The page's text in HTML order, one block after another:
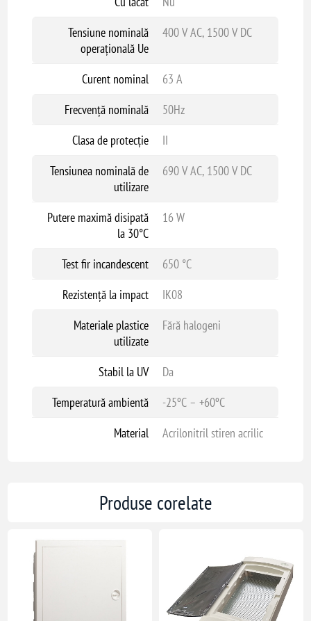
Tensiune nominală
operațională Ue
400 V AC, 1500 V DC
Curent nominal
63 A
Frecvență nominală
50Hz
Clasa de protecție
II
Tensiunea nominală de
utilizare
690 V AC, 1500 V DC
Putere maximă disipată
la 30°C
16 W
Test fir incandescent
650 °C
Rezistență la impact
IK08
Materiale plastice
utilizate
Fără halogeni
Stabil la UV
Da
Temperatură ambientă
-25ºC – +60ºC
Material
Acrilonitril stiren acrilic
Produse corelate